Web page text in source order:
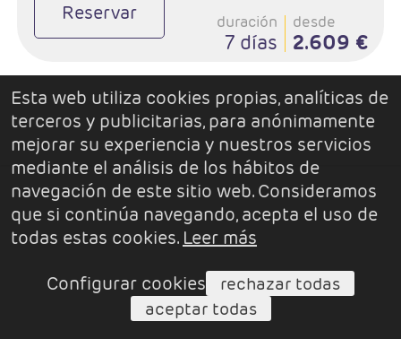
Reservar duración
7 días
desde
2.609 €
Esta web utiliza cookies propias, analíticas de
terceros y publicitarias, para anónimamente
mejorar su experiencia y nuestros servicios
mediante el análisis de los hábitos de
navegación de este sitio web. Consideramos
que si continúa navegando, acepta el uso de
todas estas cookies. Leer más
Configurar cookies
rechazar todas
aceptar todas